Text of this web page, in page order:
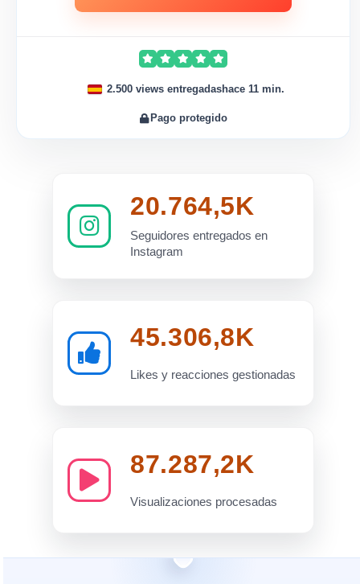
2.500 views entregadashace 11 min.
Pago protegido
20.764,5K
Seguidores entregados en
Instagram
45.306,8K
Likes y reacciones gestionadas
87.287,2K
Visualizaciones procesadas